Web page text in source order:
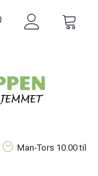
Man-Tors 10.00 til